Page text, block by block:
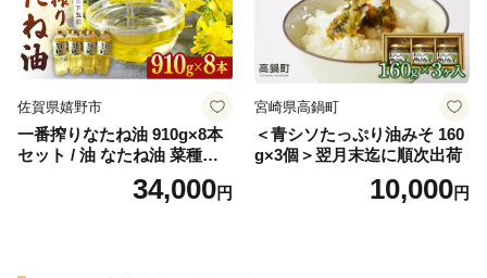
佐賀県嬉野市
一番搾りなたね油 910g×8本
セット / 油 なたね油 菜種油
ナタネ【山下製油】 [NBE00
34,000円
宮崎県高鍋町
＜青シソたっぷり油みそ 160
g×3個＞翌月末迄に順次出荷
10,000円